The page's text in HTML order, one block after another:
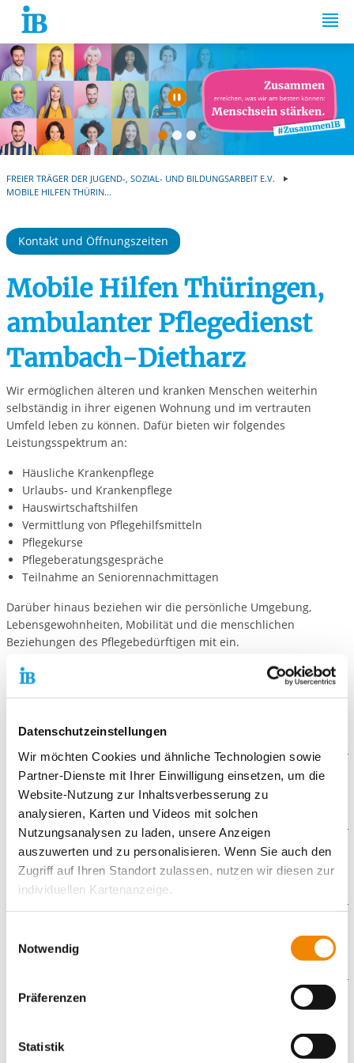
Datenschutzeinstellungen
Wir möchten Cookies und ähnliche Technologien sowie
Partner-Dienste mit Ihrer Einwilligung einsetzen, um die
Website-Nutzung zur Inhaltsverbesserung zu
analysieren, Karten und Videos mit solchen
Nutzungsanalysen zu laden, unsere Anzeigen
auszuwerten und zu personalisieren. Wenn Sie auch den
Zugriff auf Ihren Standort zulassen, nutzen wir diesen zur
individuellen Kartenanzeige.
unsere Partner Daten wie Ihre IP-Adresse und
verarbeiten diese zusammen mit Daten von anderen
Websites. Die Partner erkennen mitunter auch, wenn Sie
zum Website-Besuch verschiedene Geräte verwenden,
kann die Datenübertragung in Drittländer (insb. die USA)
nicht ausgeschlossen werden. Dort ist kein der EU
Notwendig
Präferenzen
Statistik
Springe zum Inhalt
Automatische
FREIER TRÄGER DER JUGEND-, SOZIAL- UND BILDUNGSARBEIT E.V.
MOBILE HILFEN THÜRIN...
Kontakt und Öffnungszeiten
Mobile Hilfen Thüringen,
ambulanter Pflegedienst
Tambach-Dietharz
Wir ermöglichen älteren und kranken Menschen weiterhin
selbständig in ihrer eigenen Wohnung und im vertrauten
Umfeld leben zu können. Dafür bieten wir folgendes
Leistungsspektrum an:
Häusliche Krankenpflege
Urlaubs- und Krankenpflege
Hauswirtschaftshilfen
Vermittlung von Pflegehilfsmitteln
Pflegekurse
Pflegeberatungsgespräche
Teilnahme an Seniorennachmittagen
Darüber hinaus beziehen wir die persönliche Umgebung,
Lebensgewohnheiten, Mobilität und die menschlichen
Beziehungen des Pflegebedürftigen mit ein.
Die Mobile Hilfen Thüringen verfügt über alle erforderlichen
Zulassungen bei der Pflegeversicherung und den
Downloads
Flyer_mobileHilfen_150819_1.pdf
Galerie
Kontaktformular
Pflichtfelder.
Keine Angabe
Zum Aktivieren der Videowiedergabe müssen Sie auf den